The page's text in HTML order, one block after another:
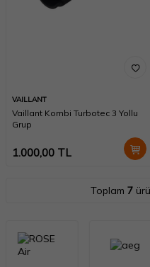
VAILLANT
Vaillant Kombi Turbotec 3 Yollu
Grup
1.000,00 TL
Toplam 7